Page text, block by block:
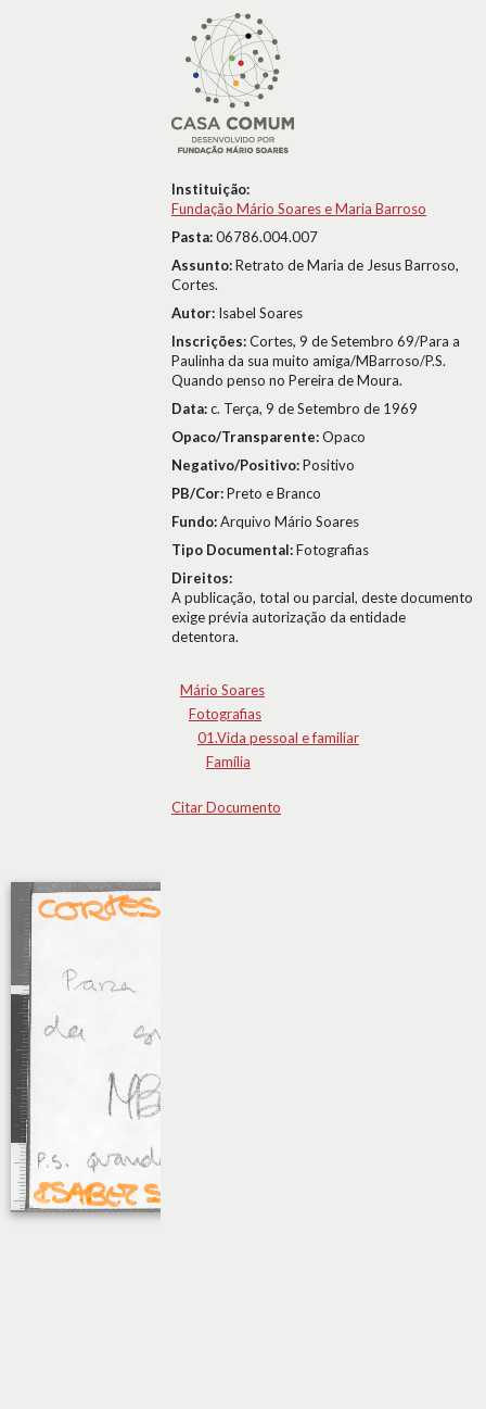
Instituição:
Fundação Mário Soares e Maria Barroso
Pasta:06786.004.007
Assunto:Retrato de Maria de Jesus Barroso,
Cortes.
Autor: Isabel Soares
Inscrições:Cortes, 9 de Setembro 69/Para a
Paulinha da sua muito amiga/MBarroso/P.S.
Quando penso no Pereira de Moura.
Data:c. Terça, 9 de Setembro de 1969
Opaco/Transparente:Opaco
Negativo/Positivo:Positivo
PB/Cor:Preto e Branco
Fundo:Arquivo Mário Soares
Tipo Documental:Fotografias
Direitos:
A publicação, total ou parcial, deste documento
exige prévia autorização da entidade
detentora.
Mário Soares
Fotografias
01.Vida pessoal e familiar
Família
Citar Documento